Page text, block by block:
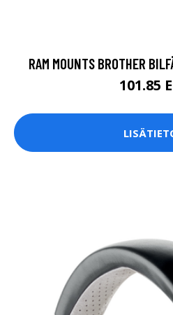
RAM MOUNTS BROTHER
101.85